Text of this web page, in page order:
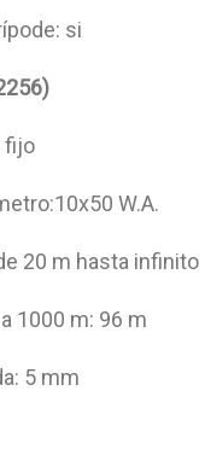
si
fijo
W.A.
20 m hasta infinito
1000 m: 96 m
5 mm